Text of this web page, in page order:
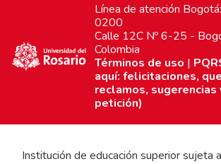
Línea de atención
0200
Calle 12C Nº 6-25 -
Colombia
Términos de uso |
aquí: felicitaciones,
reclamos, sugerencias
petición)
Institución de educación superior sujeta